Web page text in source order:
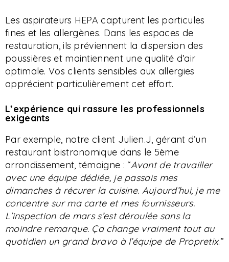
Les aspirateurs HEPA capturent les particules
fines et les allergènes. Dans les espaces de
restauration, ils préviennent la dispersion des
poussières et maintiennent une qualité d’air
optimale. Vos clients sensibles aux allergies
apprécient particulièrement cet effort.
L’expérience qui rassure les professionnels
exigeants
Par exemple, notre client Julien.J, gérant d’un
restaurant bistronomique dans le 5ème
arrondissement, témoigne : “Avant de travailler
avec une équipe dédiée, je passais mes
dimanches à récurer la cuisine. Aujourd’hui, je me
concentre sur ma carte et mes fournisseurs.
L’inspection de mars s’est déroulée sans la
moindre remarque. Ça change vraiment tout au
quotidien un grand bravo à l’équipe de Propretix.”